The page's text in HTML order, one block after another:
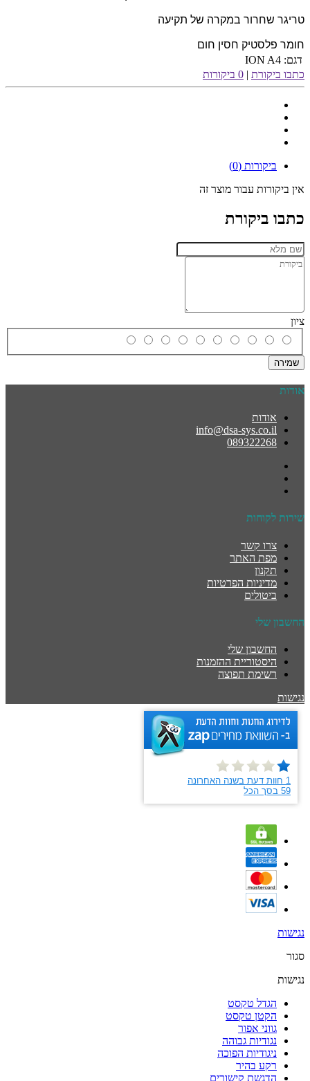
טריגר שחרור במקרה של תקיעה
חומר פלסטיק חסין חום
דגם: ION A4
כתבו ביקורת | 0 ביקורות
ביקורות (0)
אין ביקורות עבור מוצר זה
כתבו ביקורת
ציון
שמירה
אודות
אודות
info@dsa-sys.co.il
089322268
שירות לקוחות
צרו קשר
מפת האתר
תקנון
מדיניות הפרטיות
ביטולים
החשבון שלי
החשבון שלי
היסטוריית ההזמנות
רשימת תפוצה
נגישות
נגישות
סגור
נגישות
הגדל טקסט
הקטן טקסט
גווני אפור
נגודיות גבוהה
ניגודיות הפוכה
רקע בהיר
הדגשת קישורים